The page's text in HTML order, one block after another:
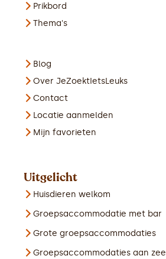
Prikbord
Thema's
Blog
Over JeZoektIetsLeuks
Contact
Locatie aanmelden
Mijn favorieten
Uitgelicht
Huisdieren welkom
Groepsaccommodatie met bar
Grote groepsaccommodaties
Groepsaccommodaties aan zee